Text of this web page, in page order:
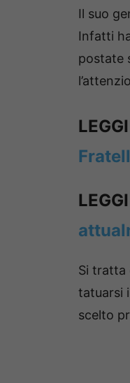
Il suo
Infatti
postate
Si tratta
tatuarsi
scelto